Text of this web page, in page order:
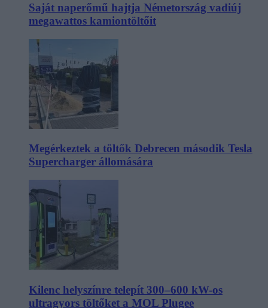
Saját naperőmű hajtja Németország vadiúj
megawattos kamiontöltőit
Megérkeztek a töltők Debrecen második Tesla
Supercharger állomására
Kilenc helyszínre telepít 300–600 kW-os
ultragyors töltőket a MOL Plugee